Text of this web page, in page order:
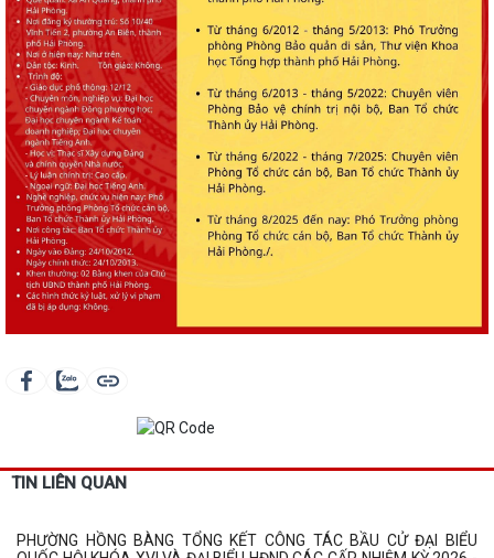
TIN LIÊN QUAN
PHƯỜNG HỒNG BÀNG TỔNG KẾT CÔNG TÁC BẦU CỬ ĐẠI BIỂU